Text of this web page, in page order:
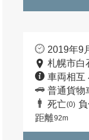
2019年9
札幌市白
車両相互
普通貨物
死亡(0)
距離92m